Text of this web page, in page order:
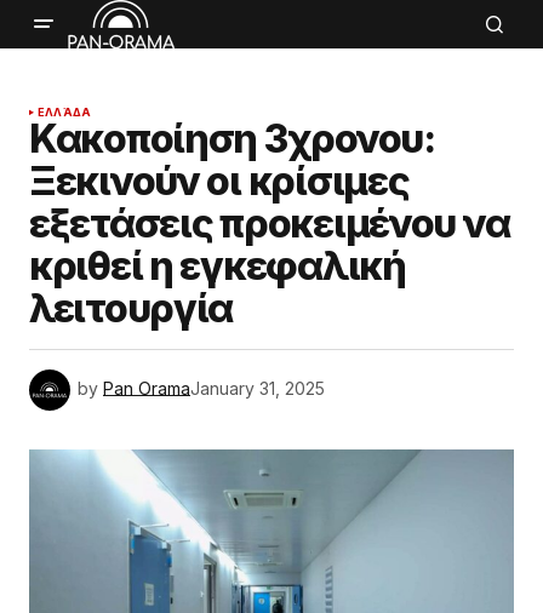
ΕΛΛΆΔΑ
Κακοποίηση 3χρονου:
Ξεκινούν οι κρίσιμες
εξετάσεις προκειμένου να
κριθεί η εγκεφαλική
λειτουργία
by Pan OramaJanuary 31, 2025